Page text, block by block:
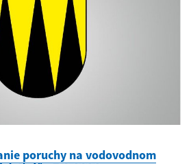
poruchy na vodovodnom